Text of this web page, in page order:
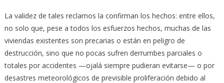
La validez de tales reclamos la confirman los hechos: entre ellos,
no solo que, pese a todos los esfuerzos hechos, muchas de las
viviendas existentes son precarias o están en peligro de
destrucción, sino que no pocas sufren derrumbes parciales o
totales por accidentes —ojalá siempre pudieran evitarse— o por
desastres meteorológicos de previsible proliferación debido al